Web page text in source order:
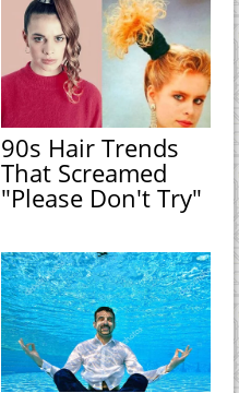
90s Hair Trends
That Screamed
"Please Don't Try"